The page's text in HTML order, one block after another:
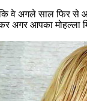
वे अगले साल फिर
आपका मोहल्ला